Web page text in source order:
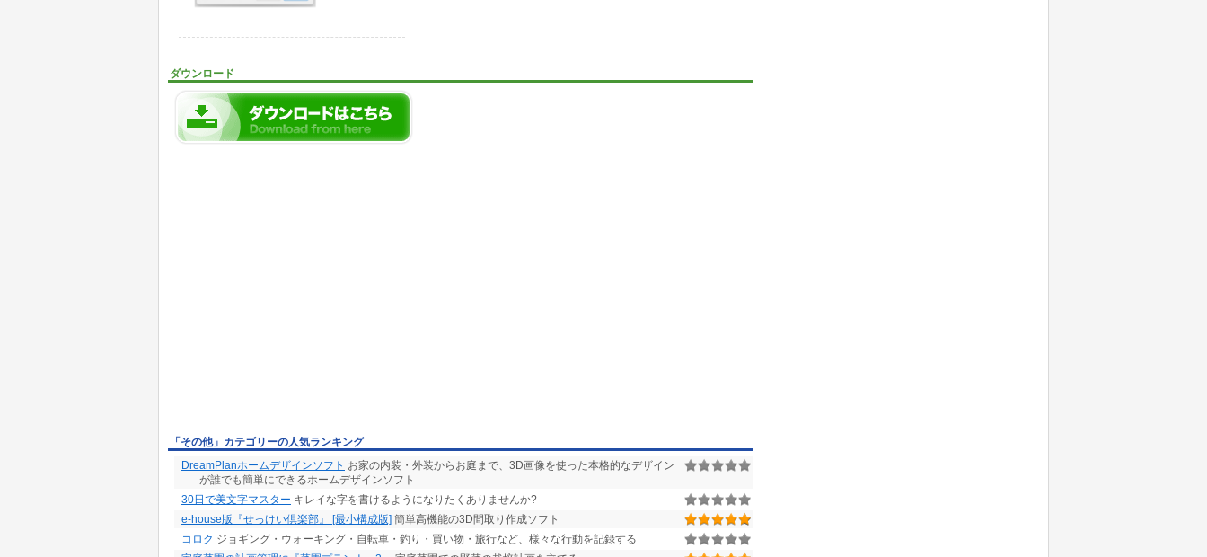
ダウンロード
「その他」カテゴリーの人気ランキング
DreamPlanホームデザインソフト お家の内装・外装からお庭まで、3D画像を使った本格的なデザイン
が誰でも簡単にできるホームデザインソフト
30日で美文字マスター キレイな字を書けるようになりたくありませんか?
e-house版『せっけい倶楽部』 [最小構成版] 簡単高機能の3D間取り作成ソフト
コロク ジョギング・ウォーキング・自転車・釣り・買い物・旅行など、様々な行動を記録する